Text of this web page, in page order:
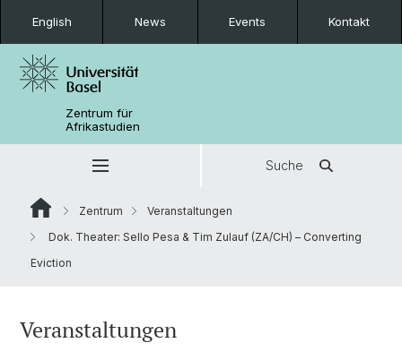
English News Events Kontakt
Zentrum für
Afrikastudien
Suche
Zentrum
Veranstaltungen
Dok. Theater: Sello Pesa & Tim Zulauf (ZA/CH) – Converting
Eviction
Veranstaltungen